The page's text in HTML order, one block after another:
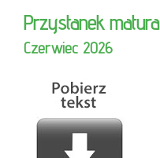
Przystanek matura
Czerwiec 2026